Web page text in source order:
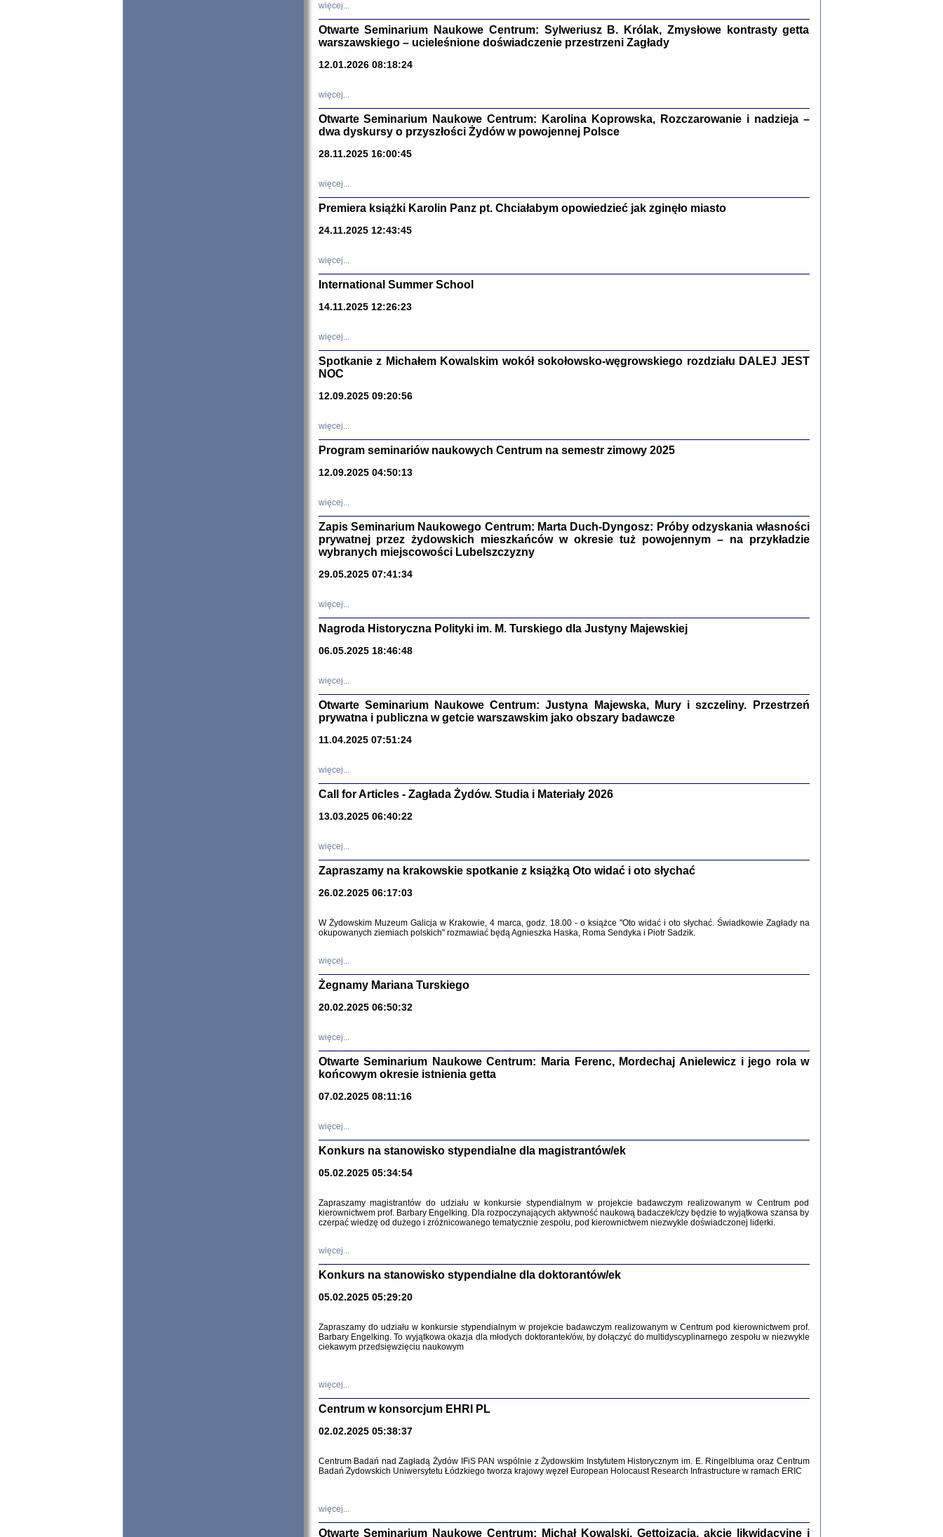
Sewek Okonowski, oprac. Marta Janczewska
PISZĄCY TE SŁOWA JEST PRACOWNIKIEM
GETTOWEJ INSTYTUCJI ...
'z Dziennika' i inne pisma z łódzkiego getta
Józef Zelkowicz, tłum. z jidysz, oprac. i wstęp. Monika Polit
CZYTAJĄC GAZETĘ NIEMIECKĄ ...
Warszawa 2019
red. i wstęp Barbara Engelking, Jan Grabowski
Stanisław Adler, oprac. i wstępem opatrzyłaMarta Janczewska
Warszawa 2018
Warszawa 2017
Pisma Kopla i Mirki Piżyców o życiu w getcie i okupowanej
Warszawie
Warszawa 2016
SZCZĘŚCIE JEST POSIADAĆ DOM POD ZIEMIĄ ...
więcej...
Otwarte Seminarium Naukowe Centrum: Sylweriusz B. Królak, Zmysłowe kontrasty getta
warszawskiego – ucieleśnione doświadczenie przestrzeni Zagłady
12.01.2026 08:18:24
więcej...
Otwarte Seminarium Naukowe Centrum: Karolina Koprowska, Rozczarowanie i nadzieja –
dwa dyskursy o przyszłości Żydów w powojennej Polsce
28.11.2025 16:00:45
więcej...
Premiera książki Karolin Panz pt. Chciałabym opowiedzieć jak zginęło miasto
24.11.2025 12:43:45
więcej...
International Summer School
14.11.2025 12:26:23
więcej...
Spotkanie z Michałem Kowalskim wokół sokołowsko-węgrowskiego rozdziału DALEJ JEST
NOC
12.09.2025 09:20:56
więcej...
Program seminariów naukowych Centrum na semestr zimowy 2025
12.09.2025 04:50:13
więcej...
Zapis Seminarium Naukowego Centrum: Marta Duch-Dyngosz: Próby odzyskania własności
prywatnej przez żydowskich mieszkańców w okresie tuż powojennym – na przykładzie
wybranych miejscowości Lubelszczyzny
29.05.2025 07:41:34
więcej...
Nagroda Historyczna Polityki im. M. Turskiego dla Justyny Majewskiej
06.05.2025 18:46:48
więcej...
Otwarte Seminarium Naukowe Centrum: Justyna Majewska, Mury i szczeliny. Przestrzeń
prywatna i publiczna w getcie warszawskim jako obszary badawcze
11.04.2025 07:51:24
więcej...
Call for Articles - Zagłada Żydów. Studia i Materiały 2026
13.03.2025 06:40:22
więcej...
Zapraszamy na krakowskie spotkanie z książką Oto widać i oto słychać
26.02.2025 06:17:03
W Żydowskim Muzeum Galicja w Krakowie, 4 marca, godz. 18.00 - o książce "Oto widać i oto słychać. Świadkowie Zagłady na
okupowanych ziemiach polskich" rozmawiać będą Agnieszka Haska, Roma Sendyka i Piotr Sadzik.
więcej...
Żegnamy Mariana Turskiego
20.02.2025 06:50:32
więcej...
Otwarte Seminarium Naukowe Centrum: Maria Ferenc, Mordechaj Anielewicz i jego rola w
końcowym okresie istnienia getta
07.02.2025 08:11:16
więcej...
Konkurs na stanowisko stypendialne dla magistrantów/ek
05.02.2025 05:34:54
Zapraszamy magistrantów do udziału w konkursie stypendialnym w projekcie badawczym realizowanym w Centrum pod
kierownictwem prof. Barbary Engelking. Dla rozpoczynających aktywność naukową badaczek/czy będzie to wyjątkowa szansa by
czerpać wiedzę od dużego i zróżnicowanego tematycznie zespołu, pod kierownictwem niezwykle doświadczonej liderki.
więcej...
Konkurs na stanowisko stypendialne dla doktorantów/ek
05.02.2025 05:29:20
Zapraszamy do udziału w konkursie stypendialnym w projekcie badawczym realizowanym w Centrum pod kierownictwem prof.
Barbary Engelking. To wyjątkowa okazja dla młodych doktorantek/ów, by dołączyć do multidyscyplinarnego zespołu w niezwykle
ciekawym przedsięwzięciu naukowym
więcej...
Centrum w konsorcjum EHRI PL
02.02.2025 05:38:37
Centrum Badań nad Zagładą Żydów IFiS PAN wspólnie z Żydowskim Instytutem Historycznym im. E. Ringelbluma oraz Centrum
Badań Żydowskich Uniwersytetu Łódzkiego tworza krajowy węzeł European Holocaust Research Infrastructure w ramach ERIC
więcej...
Otwarte Seminarium Naukowe Centrum: Michał Kowalski, Gettoizacja, akcje likwidacyjne i